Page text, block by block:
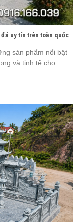
đá uy tín trên toàn quốc
sản phẩm nổi bật
và tinh tế cho